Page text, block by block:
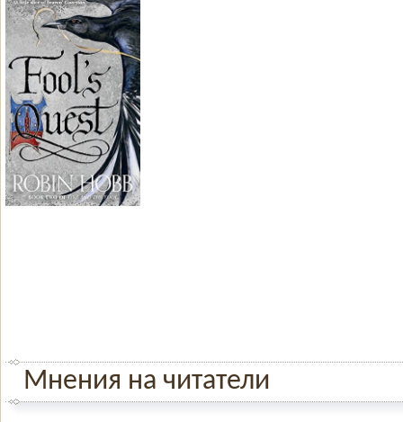
Мнения на читатели